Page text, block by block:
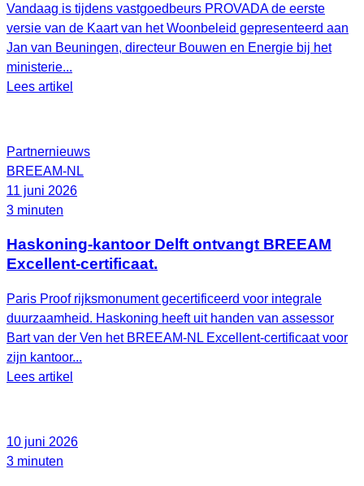
Vandaag is tijdens vastgoedbeurs PROVADA de eerste
versie van de Kaart van het Woonbeleid gepresenteerd aan
Jan van Beuningen, directeur Bouwen en Energie bij het
ministerie...
Lees artikel
Partnernieuws
BREEAM-NL
11 juni 2026
3 minuten
Haskoning-kantoor Delft ontvangt BREEAM
Excellent-certificaat.
Paris Proof rijksmonument gecertificeerd voor integrale
duurzaamheid. Haskoning heeft uit handen van assessor
Bart van der Ven het BREEAM‑NL Excellent‑certificaat voor
zijn kantoor...
Lees artikel
10 juni 2026
3 minuten